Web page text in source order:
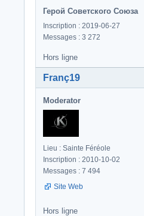
Герой Советского Союза
Inscription : 2019-06-27
Messages : 3 272
Hors ligne
Franç19
Moderator
Lieu : Sainte Féréole
Inscription : 2010-10-02
Messages : 7 494
Site Web
Hors ligne